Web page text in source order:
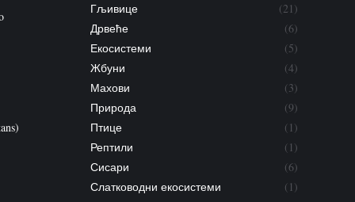
Гљивице
(21)
Дрвеће
(6)
Екосистеми
(5)
Жбуни
(4)
Махови
(3)
Природа
(9)
Птице
(1)
Рептили
(1)
Сисари
(6)
Слатководни екосистеми
(1)